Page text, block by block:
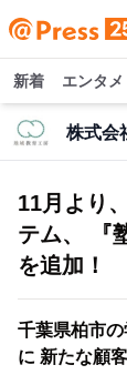
新着 エンタメ
株式会
11月より
テム、 『
を追加！
千葉県柏市
に 新たな顧